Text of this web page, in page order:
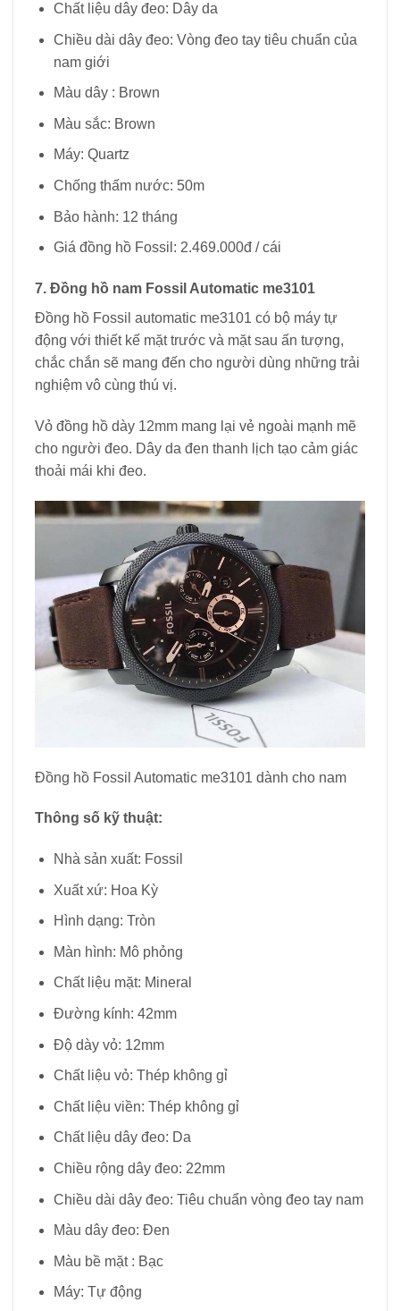
Chất liệu dây đeo: Dây da
Chiều dài dây đeo: Vòng đeo tay tiêu chuẩn của
nam giới
Màu dây : Brown
Màu sắc: Brown
Máy: Quartz
Chống thấm nước: 50m
Bảo hành: 12 tháng
Giá đồng hồ Fossil: 2.469.000đ / cái
7. Đồng hồ nam Fossil Automatic me3101
Đồng hồ Fossil automatic me3101 có bộ máy tự
động với thiết kế mặt trước và mặt sau ấn tượng,
chắc chắn sẽ mang đến cho người dùng những trải
nghiệm vô cùng thú vị.
Vỏ đồng hồ dày 12mm mang lại vẻ ngoài mạnh mẽ
cho người đeo. Dây da đen thanh lịch tạo cảm giác
thoải mái khi đeo.
Đồng hồ Fossil Automatic me3101 dành cho nam
Thông số kỹ thuật:
Nhà sản xuất: Fossil
Xuất xứ: Hoa Kỳ
Hình dạng: Tròn
Màn hình: Mô phỏng
Chất liệu mặt: Mineral
Đường kính: 42mm
Độ dày vỏ: 12mm
Chất liệu vỏ: Thép không gỉ
Chất liệu viền: Thép không gỉ
Chất liệu dây đeo: Da
Chiều rộng dây đeo: 22mm
Chiều dài dây đeo: Tiêu chuẩn vòng đeo tay nam
Màu dây đeo: Đen
Màu bề mặt : Bạc
Máy: Tự động